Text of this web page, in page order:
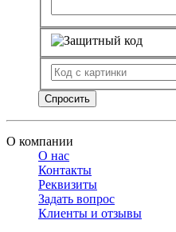
Спросить
О компании
О нас
Контакты
Реквизиты
Задать вопрос
Клиенты и отзывы